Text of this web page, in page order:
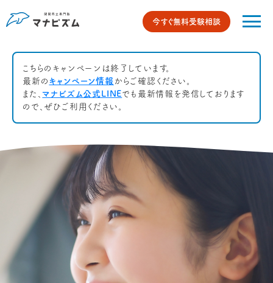
今すぐ無料受験相談
こちらのキャンペーンは終了しています。
最新の キャンペーン情報 からご確認ください。
また、マナビズム公式LINEでも最新情報を発信しております
ので、ぜひご利用ください。